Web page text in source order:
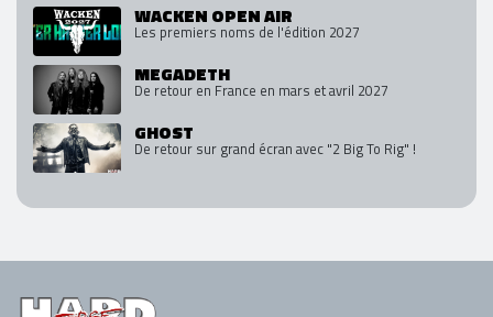
WACKEN OPEN AIR
Les premiers noms de l'édition 2027
MEGADETH
De retour en France en mars et avril 2027
GHOST
De retour sur grand écran avec "2 Big To Rig" !